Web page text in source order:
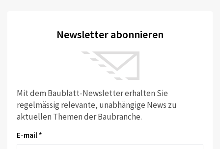
Newsletter abonnieren
Mit dem Baublatt-Newsletter erhalten Sie
regelmässig relevante, unabhängige News zu
aktuellen Themen der Baubranche.
E-mail *